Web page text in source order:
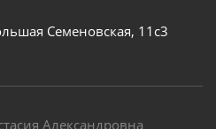
Семеновская, 11с3
Александровна